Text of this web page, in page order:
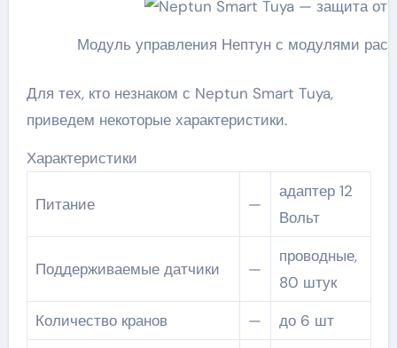
Модуль управления Нептун с модулями
Для тех, кто незнаком с Neptun Smart Tuya,
приведем некоторые характеристики.
Характеристики
Питание —
адаптер 12
Вольт
Поддерживаемые датчики —
проводные,
80 штук
Количество кранов
—
до 6 шт